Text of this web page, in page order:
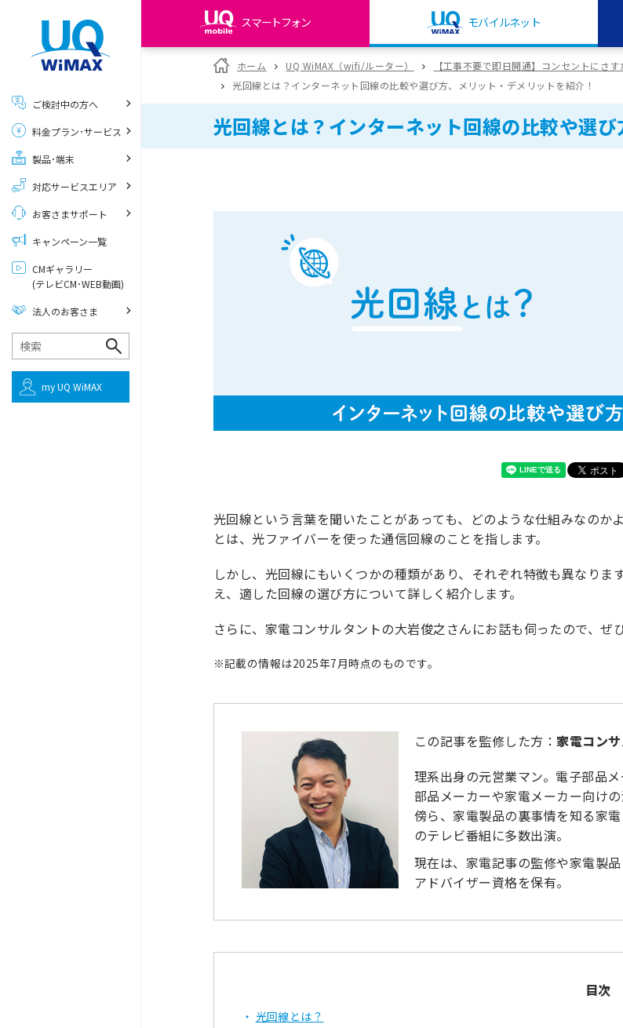
スマートフォン モバイルネット
my UQ WiMAX
UQ WiMAX ご契約の方
My UQ mobile
UQ mobile ご契約の方
ホーム UQ WiMAX（wifi/ルーター） 【工事不要で即日開通】コンセントにさ
光回線とは？インターネット回線の比較や選び方、メリット・デメリットを紹介！
光回線とは？インターネット回線の比較や選
光回線という言葉を聞いたことがあっても、どのような仕組みなの
とは、光ファイバーを使った通信回線のことを指します。
しかし、光回線にもいくつかの種類があり、それぞれ特徴も異なり
え、適した回線の選び方について詳しく紹介します。
さらに、家電コンサルタントの大岩俊之さんにお話も伺ったので、ぜ
※記載の情報は2025年7月時点のものです。
この記事を監修した方：家電コン
理系出身の元営業マン。電子部品
部品メーカーや家電メーカー向け
傍ら、家電製品の裏事情を知る家
のテレビ番組に多数出演。
現在は、家電記事の監修や家電製
アドバイザー資格を保有。
目次
光回線とは？
ご検討中の方へ
料金プラン･サービス
製品･端末
対応サービスエリア
お客さまサポート
キャンペーン一覧
CMギャラリー
(テレビCM･WEB動画)
法人のお客さま
my UQ WiMAX